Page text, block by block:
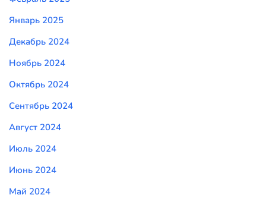
Январь 2025
Декабрь 2024
Ноябрь 2024
Октябрь 2024
Сентябрь 2024
Август 2024
Июль 2024
Июнь 2024
Май 2024